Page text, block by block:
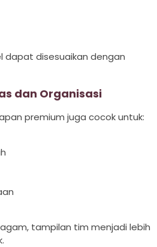
dapat disesuaikan dengan
dan Organisasi
premium juga cocok untuk:
tampilan tim menjadi lebih